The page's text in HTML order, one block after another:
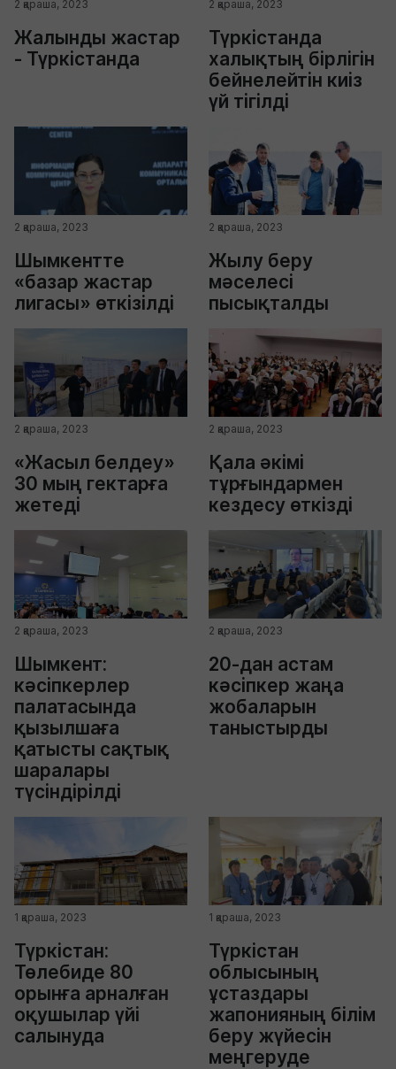
2 қараша, 2023
Жалынды жастар
- Түркістанда
2 қараша, 2023
Түркістанда
халықтың бірлігін
бейнелейтін киіз
үй тігілді
2 қараша, 2023
Шымкентте
«базар жастар
лигасы» өткізілді
2 қараша, 2023
Жылу беру
мәселесі
пысықталды
2 қараша, 2023
«Жасыл белдеу»
30 мың гектарға
жетеді
2 қараша, 2023
Қала әкімі
тұрғындармен
кездесу өткізді
2 қараша, 2023
Шымкент:
кәсіпкерлер
палатасында
қызылшаға
қатысты сақтық
шаралары
түсіндірілді
2 қараша, 2023
20-дан астам
кәсіпкер жаңа
жобаларын
таныстырды
1 қараша, 2023
Түркістан:
Төлебиде 80
орынға арналған
оқушылар үйі
салынуда
1 қараша, 2023
Түркістан
облысының
ұстаздары
жапонияның білім
беру жүйесін
меңгеруде